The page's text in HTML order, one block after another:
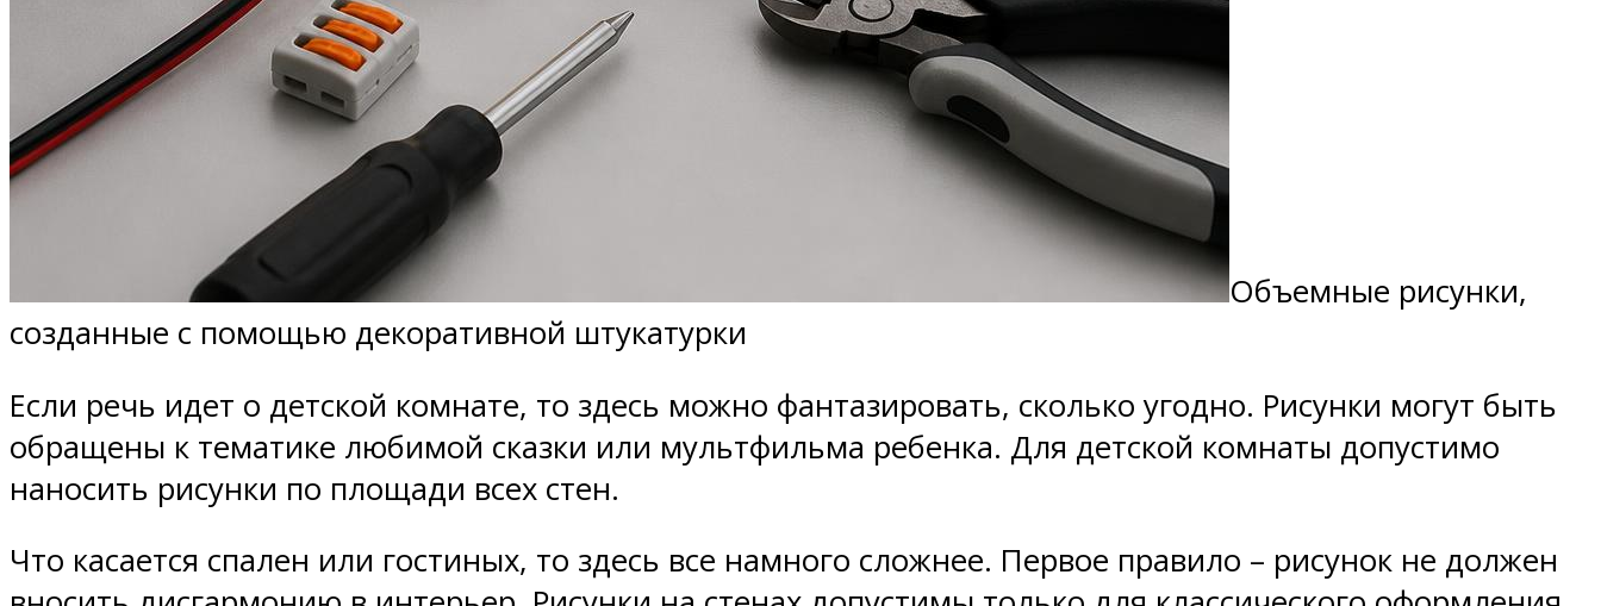
Объемные рисунки,
созданные с помощью декоративной штукатурки
Если речь идет о детской комнате, то здесь можно фантазировать, сколько угодно. Рисунки могут быть
обращены к тематике любимой сказки или мультфильма ребенка. Для детской комнаты допустимо
наносить рисунки по площади всех стен.
Что касается спален или гостиных, то здесь все намного сложнее. Первое правило – рисунок не должен